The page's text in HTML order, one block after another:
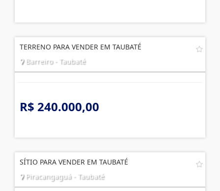
TERRENO PARA VENDER EM TAUBATÉ
Barreiro - Taubaté
R$ 240.000,00
SÍTIO PARA VENDER EM TAUBATÉ
Piracangaguá - Taubaté